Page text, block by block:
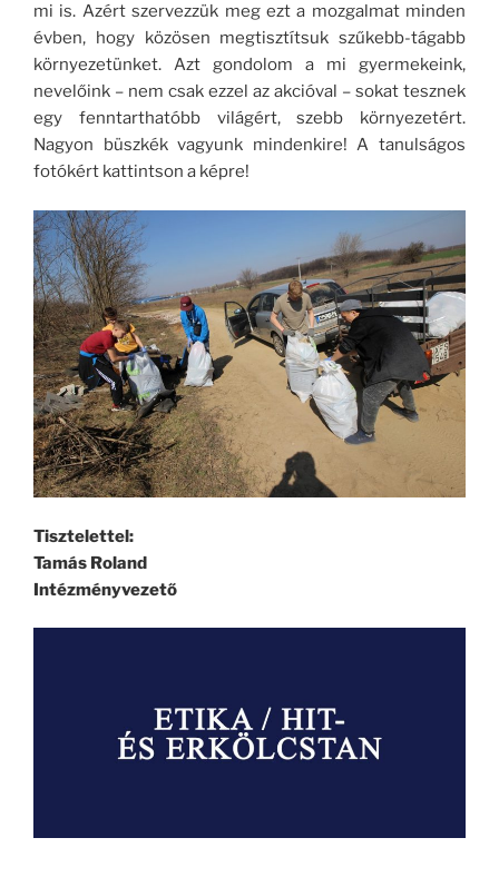
mi is. Azért szervezzük meg ezt a mozgalmat minden
évben, hogy közösen megtisztítsuk szűkebb-tágabb
környezetünket. Azt gondolom a mi gyermekeink,
nevelőink – nem csak ezzel az akcióval – sokat tesznek
egy fenntarthatóbb világért, szebb környezetért.
Nagyon büszkék vagyunk mindenkire! A tanulságos
fotókért kattintson a képre!
Tisztelettel:
Tamás Roland
Intézményvezető